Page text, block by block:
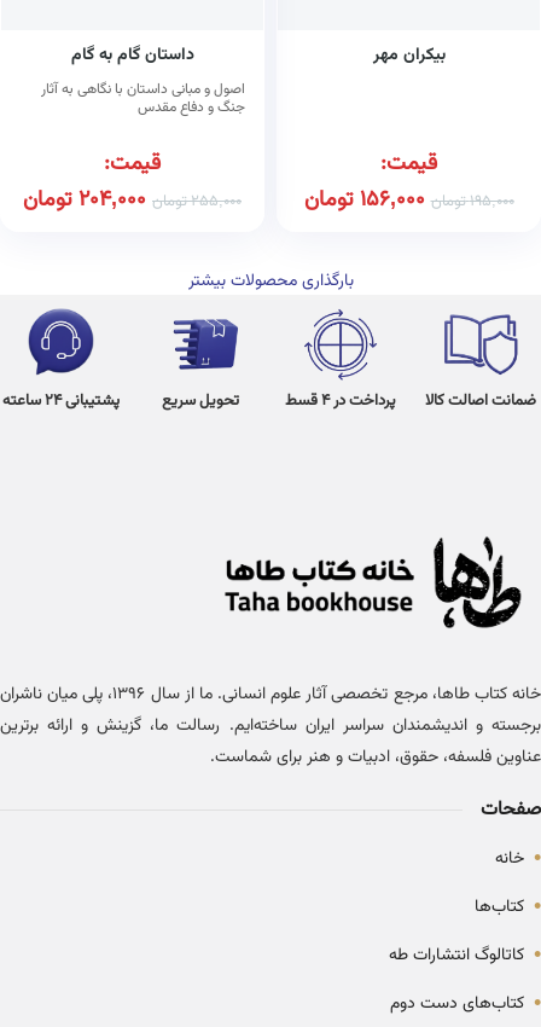
بیکران مهر
قیمت:
195,000تومان 156,000تومان
داستان گام به گام
اصول و مبانی داستان با نگاهی به آثار
جنگ و دفاع مقدس
قیمت:
255,000تومان 204,000تومان
بارگذاری محصولات بیشتر
ضمانت اصالت کالا پرداخت در 4 قسط تحویل سریع پشتیبانی 24 ساعته
خانه کتاب طاها، مرجع تخصصی آثار علوم انسانی. ما از سال ۱۳۹۶، پلی میان ناشران
برجسته و اندیشمندان سراسر ایران ساخته‌ایم. رسالت ما، گزینش و ارائه برترین
عناوین فلسفه، حقوق، ادبیات و هنر برای شماست.
صفحات
• خانه
• کتاب‌ها
• کاتالوگ انتشارات طه
• کتاب‌های دست دوم